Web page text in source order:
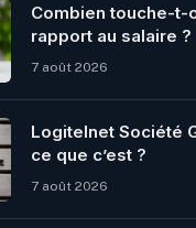
Combien touche-t-
rapport au salaire ?
7 août 2026
Logitelnet Société
ce que c’est ?
7 août 2026